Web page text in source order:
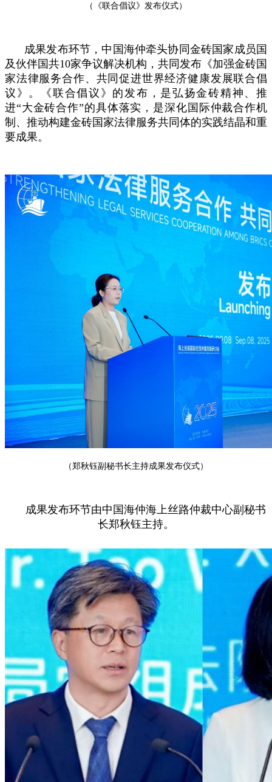
（《联合倡议》发布仪式）
成果发布环节，中国海仲牵头协同金砖国家成员国
及伙伴国共10家争议解决机构，共同发布《加强金砖国
家法律服务合作、共同促进世界经济健康发展联合倡
议》。《联合倡议》的发布，是弘扬金砖精神、推
进“大金砖合作”的具体落实，是深化国际仲裁合作机
制、推动构建金砖国家法律服务共同体的实践结晶和重
要成果。
（郑秋钰副秘书长主持成果发布仪式）
成果发布环节由中国海仲海上丝路仲裁中心副秘书
长郑秋钰主持。